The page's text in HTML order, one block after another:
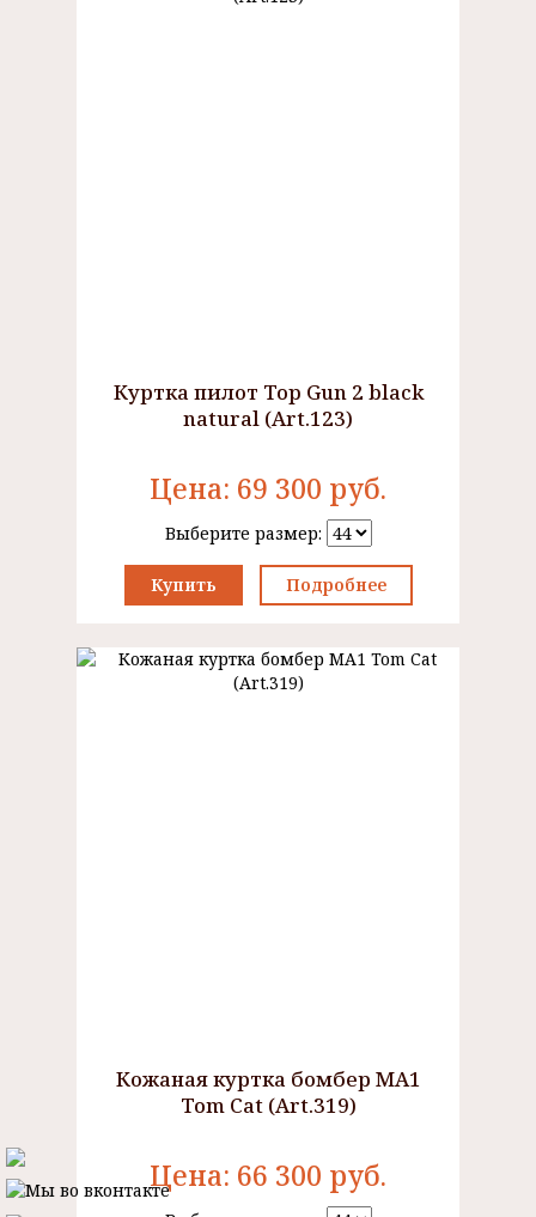
Куртка пилот Top Gun 2 black
natural (Art.123)
Цена: 69 300 руб.
Выберите размер:
Купить Подробнее
Кожаная куртка бомбер MA1
Tom Cat (Art.319)
Цена: 66 300 руб.